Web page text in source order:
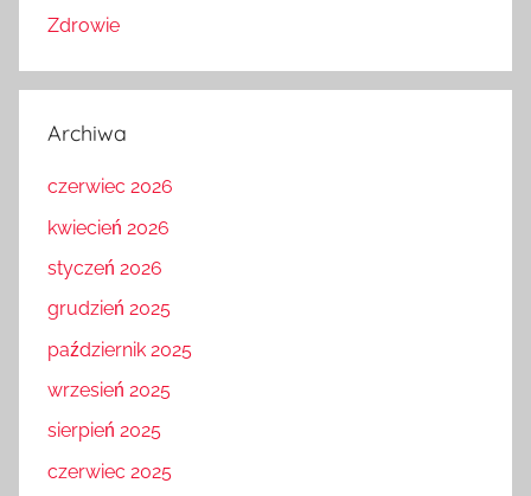
Zdrowie
Archiwa
czerwiec 2026
kwiecień 2026
styczeń 2026
grudzień 2025
październik 2025
wrzesień 2025
sierpień 2025
czerwiec 2025